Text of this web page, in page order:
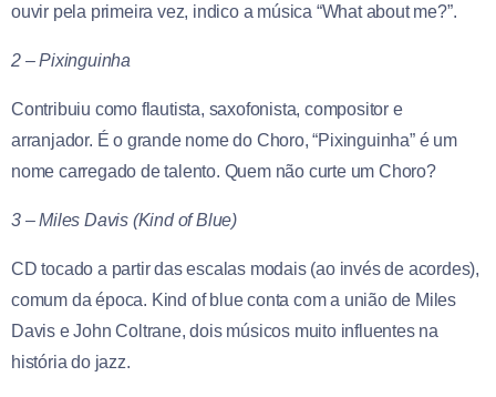
ouvir pela primeira vez, indico a música “What about me?”.
2 – Pixinguinha
Contribuiu como flautista, saxofonista, compositor e
arranjador. É o grande nome do Choro, “Pixinguinha” é um
nome carregado de talento. Quem não curte um Choro?
3 – Miles Davis (Kind of Blue)
CD tocado a partir das escalas modais (ao invés de acordes),
comum da época. Kind of blue conta com a união de Miles
Davis e John Coltrane, dois músicos muito influentes na
história do jazz.